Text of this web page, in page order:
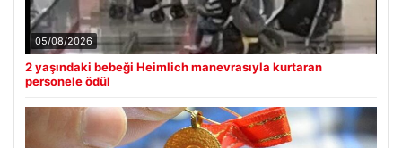
05/08/2026
2 yaşındaki bebeği Heimlich manevrasıyla kurtaran
personele ödül